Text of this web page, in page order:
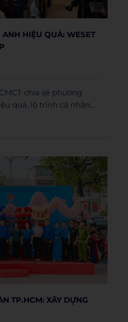
ANH HIỆU QUẢ: WESET
chia sẻ phương
quả, lộ trình cá nhân
cho sinh viên.
TP.HCM: XÂY DỰNG